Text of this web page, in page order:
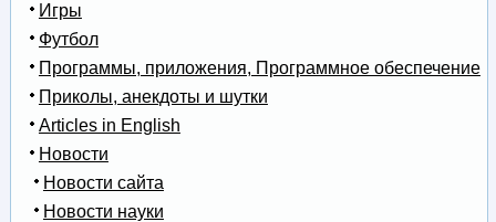
Игры
Футбол
Программы, приложения, Программное обеспечение
Приколы, анекдоты и шутки
Articles in English
Новости
Новости сайта
Новости науки